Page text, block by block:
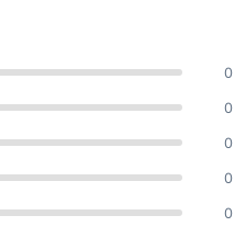
0
0
0
0
0